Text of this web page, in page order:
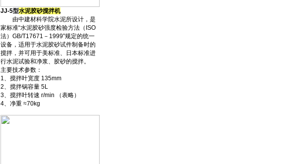
JJ-5型水泥胶砂搅拌机
由中建材科学院水泥所设计，是
家标准“水泥胶砂强度检验方法（ISO
法）GB/T17671－1999”规定的统一
设备，适用于水泥胶砂试件制备时的
搅拌，并可用于美标准、日本标准进
行水泥试验和净浆、胶砂的搅拌。
主要技术参数：
1、搅拌叶宽度 135mm
2、搅拌锅容量 5L
3、搅拌叶转速 r/min （表略）
4、净重 ≈70kg